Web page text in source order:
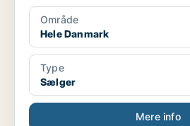
Område
Hele Danmark
Type
Sælger
Mere info